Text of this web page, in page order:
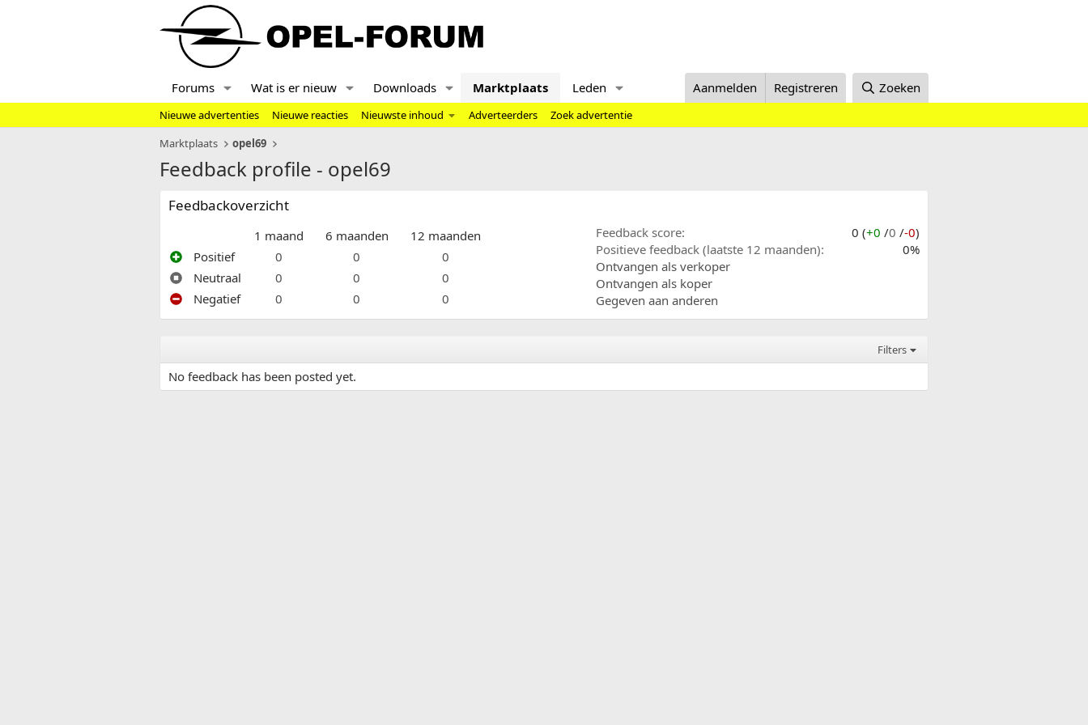
Forums Wat is er nieuw Downloads Marktplaats Leden Aanmelden Registreren Zoeken
Nieuwe advertenties Nieuwe reacties Nieuwste inhoud Adverteerders
Zoek advertentie
Marktplaats
opel69
Feedback profile - opel69
Feedbackoverzicht
1 maand 6 maanden
12 maanden
Positief
0 0
0
Neutraal
0 0
0
Negatief
0 0 0
Feedback score 0 (+0 /0 /-0)
Positieve feedback (laatste 12 maanden)
0%
Ontvangen als verkoper
Ontvangen als koper
Gegeven aan anderen
Filters
No feedback has been posted yet.